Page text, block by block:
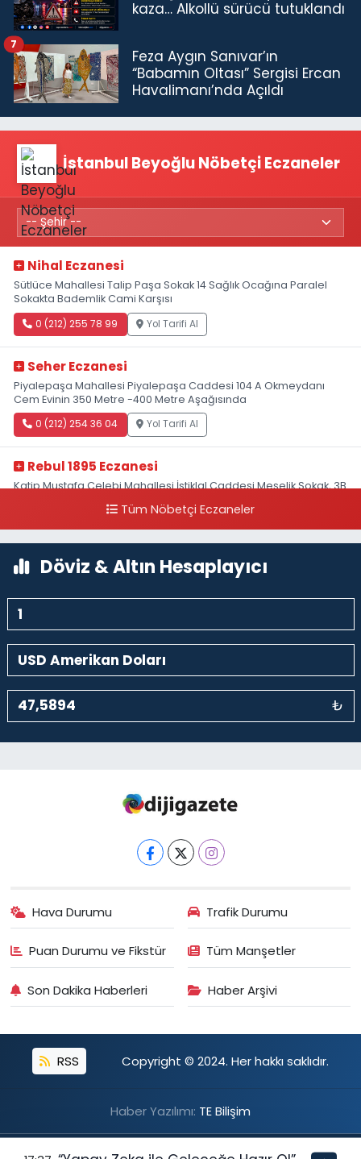
kaza… Alkollü sürücü tutuklandı
Feza Aygın Sanıvar’ın
“Babamın Oltası” Sergisi Ercan
Havalimanı’nda Açıldı
7
İstanbul Beyoğlu Nöbetçi Eczaneler
Nihal Eczanesi
Sütlüce Mahallesi Talip Paşa Sokak 14 Sağlık Ocağına Paralel
Sokakta Bademlik Cami Karşısı
0 (212) 255 78 99 Yol Tarifi Al
Seher Eczanesi
Piyalepaşa Mahallesi Piyalepaşa Caddesi 104 A Okmeydanı
Cem Evinin 350 Metre -400 Metre Aşağısında
0 (212) 254 36 04 Yol Tarifi Al
Rebul 1895 Eczanesi
Katip Mustafa Çelebi Mahallesi İstiklal Caddesi Meşelik Sokak, 3B
Tüm Nöbetçi Eczaneler
Döviz & Altın Hesaplayıcı
₺
Hava Durumu Trafik Durumu
Puan Durumu ve Fikstür Tüm Manşetler
Son Dakika Haberleri Haber Arşivi
RSS Copyright © 2024. Her hakkı saklıdır.
Haber Yazılımı: TE Bilişim